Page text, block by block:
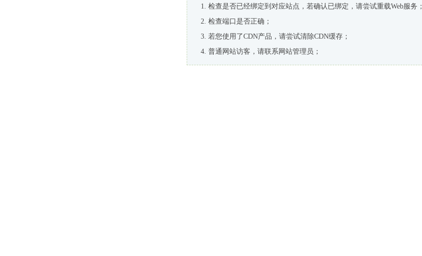
检查是否已经绑定到对应站点，若确认已绑定，请尝试重载Web服务；
检查端口是否正确；
若您使用了CDN产品，请尝试清除CDN缓存；
普通网站访客，请联系网站管理员；